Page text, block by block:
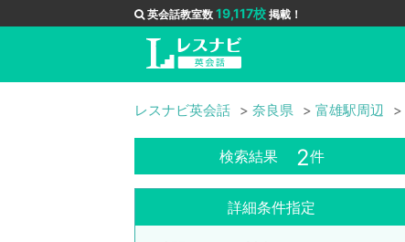
英会話教室数 19,117校 掲載！
レスナビ英会話 奈良県 富雄駅周辺
検索結果 2件
詳細条件指定